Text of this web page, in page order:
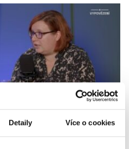
Detaily Více o cookies
sourozence na